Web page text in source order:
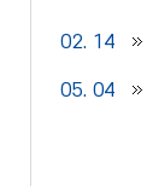
02. 14
05. 04